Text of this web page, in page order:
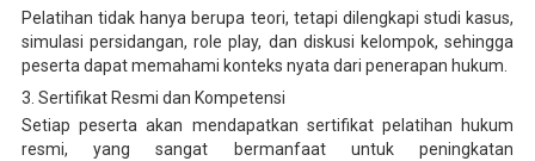
Pelatihan tidak hanya berupa teori, tetapi dilengkapi studi kasus,
simulasi persidangan, role play, dan diskusi kelompok, sehingga
peserta dapat memahami konteks nyata dari penerapan hukum.
3. Sertifikat Resmi dan Kompetensi
Setiap peserta akan mendapatkan sertifikat pelatihan hukum
resmi, yang sangat bermanfaat untuk peningkatan